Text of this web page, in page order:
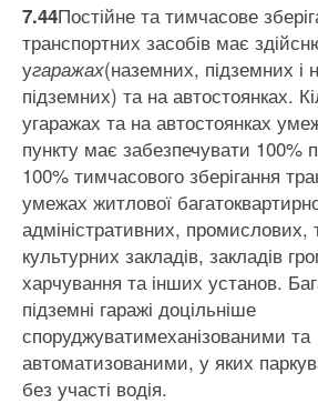
7.44Постійне та тимчасове
транспортних засобів має
угаражах(наземних, підземних і
підземних) та на автостоянках.
угаражах та на автостоянках
пункту має забезпечувати 100%
100% тимчасового зберігання
умежах житлової
адміністративних, промислових,
культурних закладів, закладів
харчування та інших установ.
підземні гаражі доцільніше
споруджуватимеханізованими та
автоматизованими, у яких
без участі водія.